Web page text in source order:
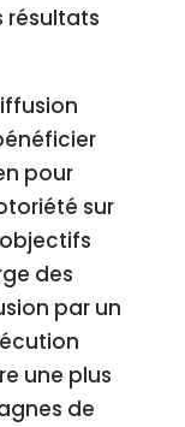
résultats
pour
sur
des
par un
une plus
de